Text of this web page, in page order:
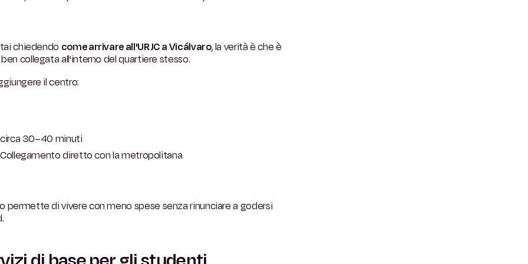
chiedendo come arrivare all'URJC a Vicálvaro, la verità è che è
collegata all'interno del quartiere stesso.
il centro:
circa 30–40 minuti
Collegamento diretto con la metropolitana
permette di vivere con meno spese senza rinunciare a godersi